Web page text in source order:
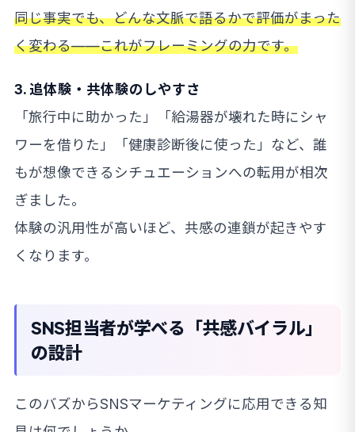
同じ事実でも、どんな文脈で語るかで評価がまった
く変わる——これがフレーミングの力です。
3. 追体験・共体験のしやすさ
「旅行中に助かった」「給湯器が壊れた時にシャ
ワーを借りた」「健康診断後に使った」など、誰
もが想像できるシチュエーションへの転用が相次
ぎました。
体験の汎用性が高いほど、共感の連鎖が起きやす
くなります。
SNS担当者が学べる「共感バイラル」
の設計
このバズからSNSマーケティングに応用できる知